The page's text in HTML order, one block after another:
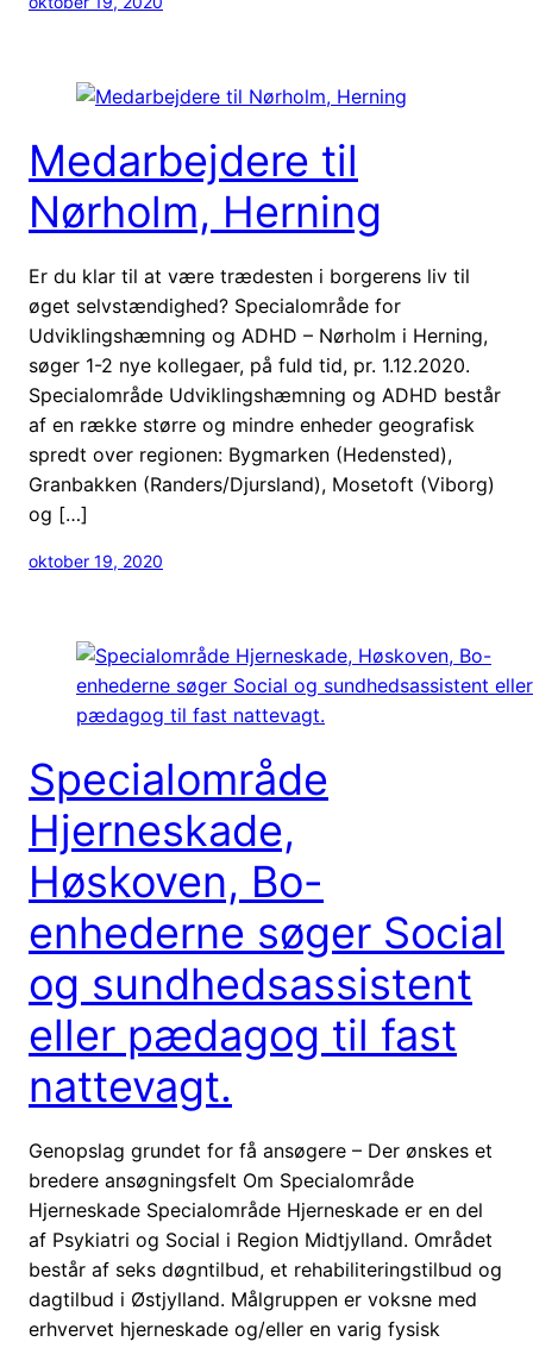
Medarbejdere til
Nørholm, Herning
Er du klar til at være trædesten i borgerens liv til
øget selvstændighed? Specialområde for
Udviklingshæmning og ADHD – Nørholm i Herning,
søger 1-2 nye kollegaer, på fuld tid, pr. 1.12.2020.
Specialområde Udviklingshæmning og ADHD består
af en række større og mindre enheder geografisk
spredt over regionen: Bygmarken (Hedensted),
Granbakken (Randers/Djursland), Mosetoft (Viborg)
og […]
oktober 19, 2020
Specialområde
Hjerneskade,
Høskoven, Bo-
enhederne søger Social
og sundhedsassistent
eller pædagog til fast
nattevagt.
Genopslag grundet for få ansøgere – Der ønskes et
bredere ansøgningsfelt Om Specialområde
Hjerneskade Specialområde Hjerneskade er en del
af Psykiatri og Social i Region Midtjylland. Området
består af seks døgntilbud, et rehabiliteringstilbud og
dagtilbud i Østjylland. Målgruppen er voksne med
erhvervet hjerneskade og/eller en varig fysisk